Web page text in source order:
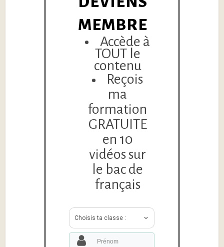
MEMBRE
Accède à
TOUT le
contenu
Reçois
ma
formation
GRATUITE
en 10
vidéos sur
le bac de
français
Choisis ta classe :